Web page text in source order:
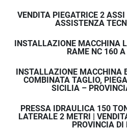
VENDITA PIEGATRICE 2
ASSISTENZA
INSTALLAZIONE MACCHINA
RAME NC 160
INSTALLAZIONE MACCHINA
COMBINATA TAGLIO,
SICILIA –
PRESSA IDRAULICA 150
LATERALE 2 METRI |
PROVINCIA